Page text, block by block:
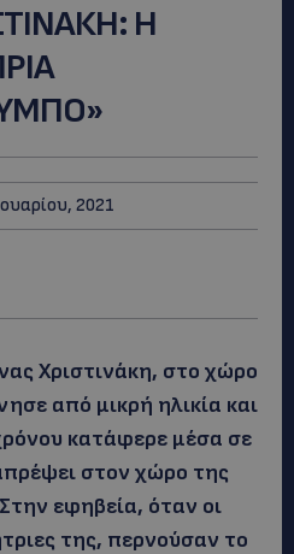
Η
2021
Χριστινάκη, στο χώρο
από μικρή ηλικία και
κατάφερε μέσα σε
στον χώρο της
εφηβεία, όταν οι
της, περνούσαν το